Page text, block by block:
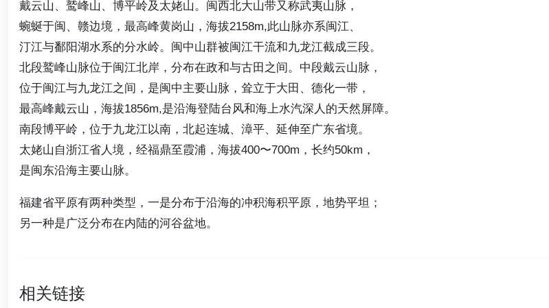
戴云山、鹫峰山、博平岭及太姥山。闽西北大山带又称武夷山脉，
蜿蜒于闽、赣边境，最高峰黄岗山，海拔2158m,此山脉亦系闽江、
汀江与鄱阳湖水系的分水岭。闽中山群被闽江干流和九龙江截成三段。
北段鹫峰山脉位于闽江北岸，分布在政和与古田之间。中段戴云山脉，
位于闽江与九龙江之间，是闽中主要山脉，耸立于大田、德化一带，
最高峰戴云山，海拔1856m,是沿海登陆台风和海上水汽深人的天然屏障。
南段博平岭，位于九龙江以南，北起连城、漳平、延伸至广东省境。
太姥山自浙江省人境，经福鼎至霞浦，海拔400〜700m，长约50km，
是闽东沿海主要山脉。
福建省平原有两种类型，一是分布于沿海的冲积海积平原，地势平坦；
另一种是广泛分布在内陆的河谷盆地。
相关链接